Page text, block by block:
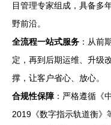
目管理专家组成，具备多
野前沿。
全流程一站式服务 ：从前
定，再到后期运维、升级
撑，让客户省心、放心。
合规性保障 ：严格遵循《
2019《数字指示轨道衡》